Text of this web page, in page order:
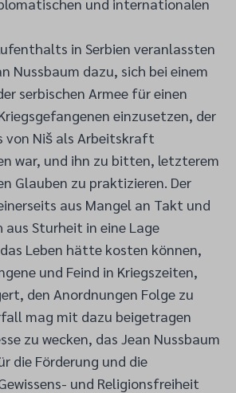
in Serbien veranlassten
Nussbaum dazu, sich bei einem
serbischen Armee für einen
einzusetzen, der
von Niš als Arbeitskraft
war, und ihn zu bitten, letzterem
Glauben zu praktizieren. Der
aus Mangel an Takt und
aus Sturheit in eine Lage
Leben hätte kosten können,
und Feind in Kriegszeiten,
den Anordnungen Folge zu
mag mit dazu beigetragen
zu wecken, das Jean Nussbaum
die Förderung und die
und Religionsfreiheit